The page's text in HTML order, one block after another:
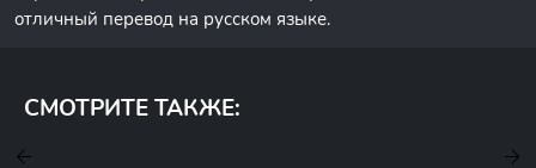
отличный перевод на русском языке.
СМОТРИТЕ ТАКЖЕ: